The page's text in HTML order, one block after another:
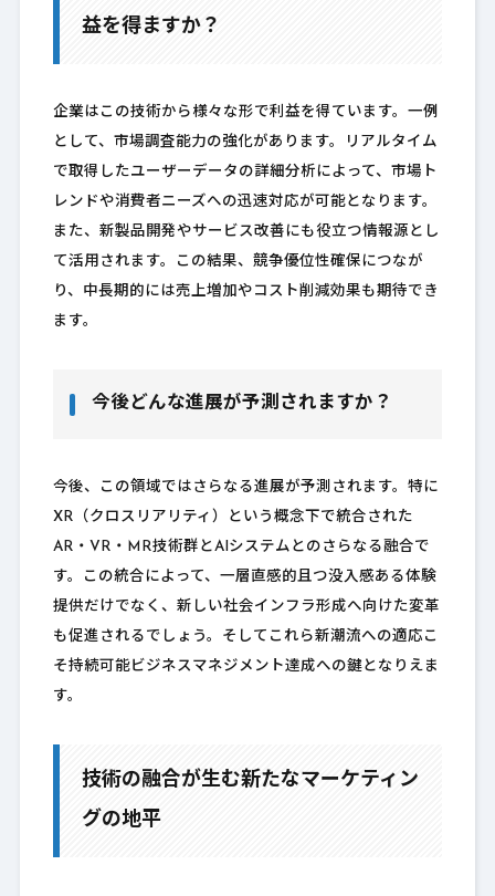
益を得ますか？
企業はこの技術から様々な形で利益を得ています。一例
として、市場調査能力の強化があります。リアルタイム
で取得したユーザーデータの詳細分析によって、市場ト
レンドや消費者ニーズへの迅速対応が可能となります。
また、新製品開発やサービス改善にも役立つ情報源とし
て活用されます。この結果、競争優位性確保につなが
り、中長期的には売上増加やコスト削減効果も期待でき
ます。
今後どんな進展が予測されますか？
今後、この領域ではさらなる進展が予測されます。特に
XR（クロスリアリティ）という概念下で統合された
AR・VR・MR技術群とAIシステムとのさらなる融合で
す。この統合によって、一層直感的且つ没入感ある体験
提供だけでなく、新しい社会インフラ形成へ向けた変革
も促進されるでしょう。そしてこれら新潮流への適応こ
そ持続可能ビジネスマネジメント達成への鍵となりえま
す。
技術の融合が生む新たなマーケティン
グの地平